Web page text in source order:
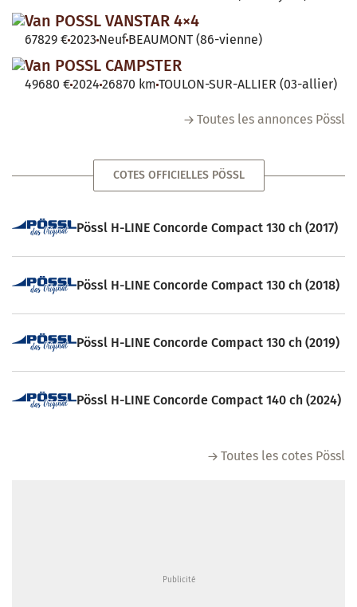
Van POSSL VANSTAR 4×4
67829 €2023 Neuf BEAUMONT (86-vienne)
Van POSSL CAMPSTER
49680 €2024 26870 km TOULON-SUR-ALLIER (03-allier)
Toutes les annonces Pössl
COTES OFFICIELLES PÖSSL
Pössl H-LINE Concorde Compact 130 ch (2017)
Pössl H-LINE Concorde Compact 130 ch (2018)
Pössl H-LINE Concorde Compact 130 ch (2019)
Pössl H-LINE Concorde Compact 140 ch (2024)
Toutes les cotes Pössl